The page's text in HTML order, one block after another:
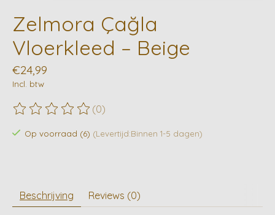
Zelmora Çağla
Vloerkleed – Beige
€24,99
Incl. btw
De beoordeling van dit product is
(0)
Op voorraad (6) (Levertijd:Binnen 1-5 dagen)
Beschrijving Reviews (0)